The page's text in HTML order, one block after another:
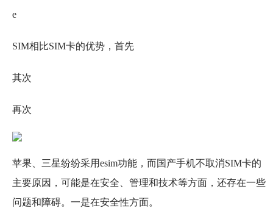
e
SIM相比SIM卡的优势，首先
其次
再次
苹果、三星纷纷采用esim功能，而国产手机不取消SIM卡的
主要原因，可能是在安全、管理和技术等方面，还存在一些
问题和障碍。一是在安全性方面。